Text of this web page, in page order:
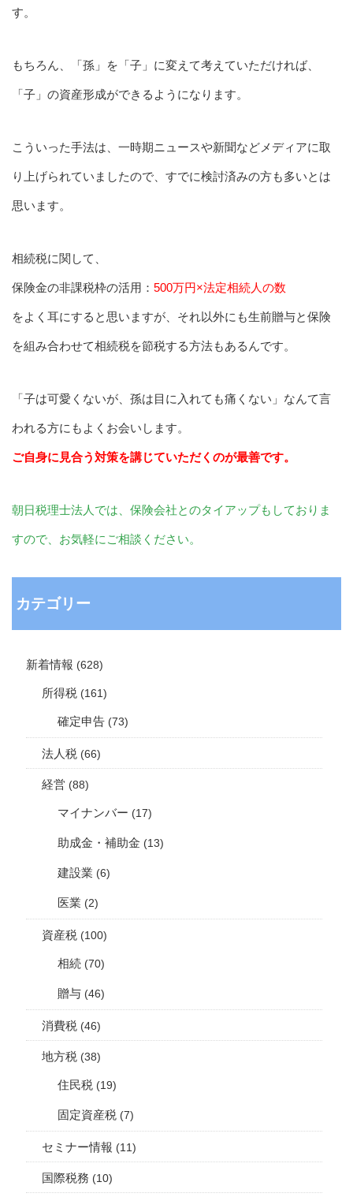
す。
もちろん、「孫」を「子」に変えて考えていただければ、
「子」の資産形成ができるようになります。
こういった手法は、一時期ニュースや新聞などメディアに取
り上げられていましたので、すでに検討済みの方も多いとは
思います。
相続税に関して、
保険金の非課税枠の活用： 500万円×法定相続人の数
をよく耳にすると思いますが、それ以外にも生前贈与と保険
を組み合わせて相続税を節税する方法もあるんです。
「子は可愛くないが、孫は目に入れても痛くない」なんて言
われる方にもよくお会いします。
ご自身に見合う対策を講じていただくのが最善です。
朝日税理士法人では、保険会社とのタイアップもしておりま
すので、お気軽にご相談ください。
カテゴリー
新着情報 (628)
所得税 (161)
確定申告 (73)
法人税 (66)
経営 (88)
マイナンバー (17)
助成金・補助金 (13)
建設業 (6)
医業 (2)
資産税 (100)
相続 (70)
贈与 (46)
消費税 (46)
地方税 (38)
住民税 (19)
固定資産税 (7)
セミナー情報 (11)
国際税務 (10)